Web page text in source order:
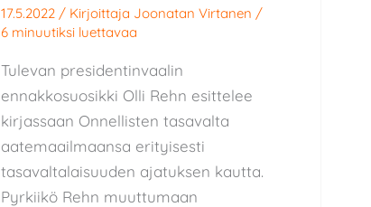
17.5.2022 / Kirjoittaja Joonatan Virtanen /
6 minuutiksi luettavaa
Tulevan presidentinvaalin
ennakkosuosikki Olli Rehn esittelee
kirjassaan Onnellisten tasavalta
aatemaailmaansa erityisesti
tasavaltalaisuuden ajatuksen kautta.
Pyrkiikö Rehn muuttumaan